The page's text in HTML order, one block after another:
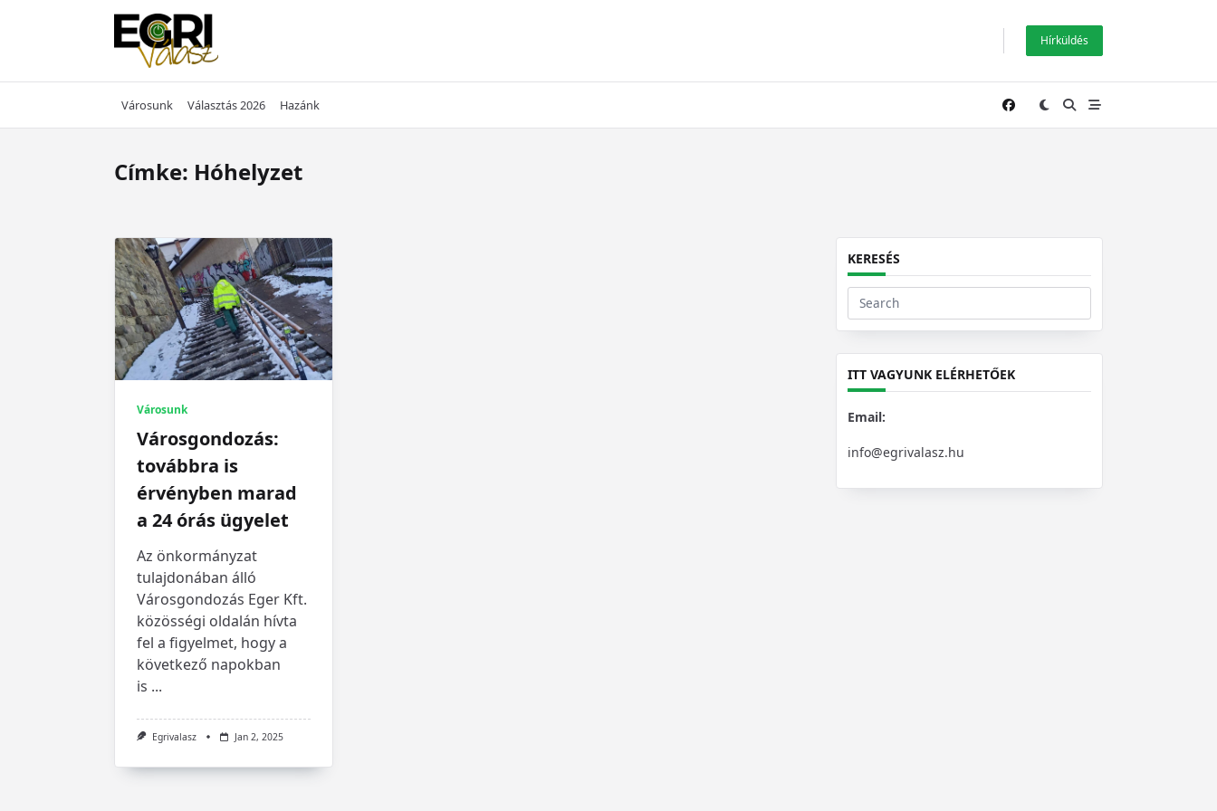
Hírküldés
Városunk Választás 2026 Hazánk
Címke: Hóhelyzet
Városunk
Városgondozás:
továbbra is
érvényben marad
a 24 órás ügyelet
Az önkormányzat
tulajdonában álló
Városgondozás Eger Kft.
közösségi oldalán hívta
fel a figyelmet, hogy a
következő napokban
is ...
Egrivalasz Jan 2, 2025
KERESÉS
Search
for:
ITT VAGYUNK ELÉRHETŐEK
Email:
info@egrivalasz.hu